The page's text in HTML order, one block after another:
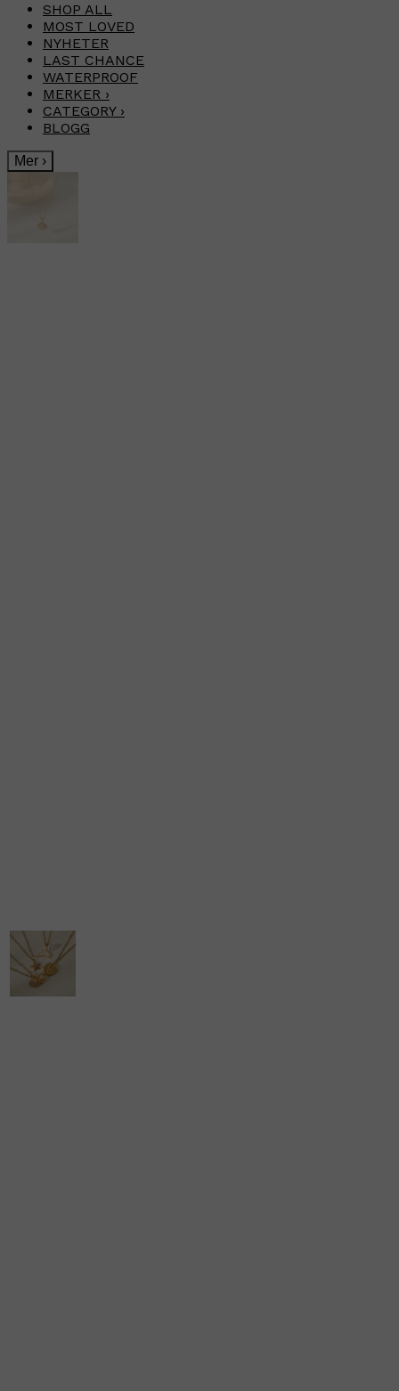
SHOP ALL
MOST LOVED
NYHETER
LAST CHANCE
WATERPROOF
MERKER ›
CATEGORY ›
BLOGG
Mer ›